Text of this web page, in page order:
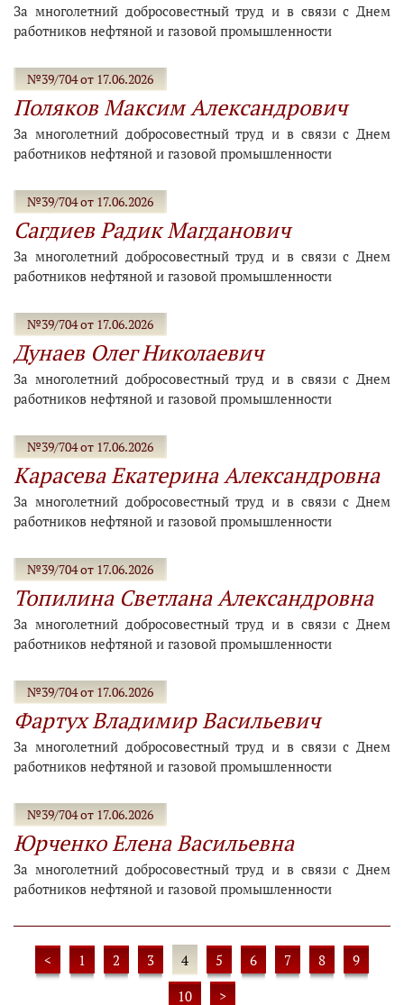
За многолетний добросовестный труд и в связи с Днем
работников нефтяной и газовой промышленности
№39/704 от 17.06.2026
Поляков Максим Александрович
За многолетний добросовестный труд и в связи с Днем
работников нефтяной и газовой промышленности
№39/704 от 17.06.2026
Сагдиев Радик Магданович
За многолетний добросовестный труд и в связи с Днем
работников нефтяной и газовой промышленности
№39/704 от 17.06.2026
Дунаев Олег Николаевич
За многолетний добросовестный труд и в связи с Днем
работников нефтяной и газовой промышленности
№39/704 от 17.06.2026
Карасева Екатерина Александровна
За многолетний добросовестный труд и в связи с Днем
работников нефтяной и газовой промышленности
№39/704 от 17.06.2026
Топилина Светлана Александровна
За многолетний добросовестный труд и в связи с Днем
работников нефтяной и газовой промышленности
№39/704 от 17.06.2026
Фартух Владимир Васильевич
За многолетний добросовестный труд и в связи с Днем
работников нефтяной и газовой промышленности
№39/704 от 17.06.2026
Юрченко Елена Васильевна
За многолетний добросовестный труд и в связи с Днем
работников нефтяной и газовой промышленности
< 1 2 3 4 5 6 7 8
9
10
>